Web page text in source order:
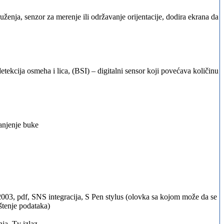
senzor za merenje ili održavanje orijentacije, dodira ekrana da
osmeha i lica, (BSI) – digitalni sensor koji povećava količinu
buke
pdf, SNS integracija, S Pen stylus (olovka sa kojom može da se
podataka)